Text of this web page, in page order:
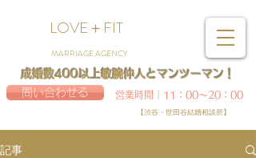
LOVE＋FIT
MARRIAGE AGENCY
問い合わせる
【渋谷・世田谷結婚相談所】
成婚数400以上敏腕仲人とマンツーマン！
営業時間｜11：00～20：00
記事